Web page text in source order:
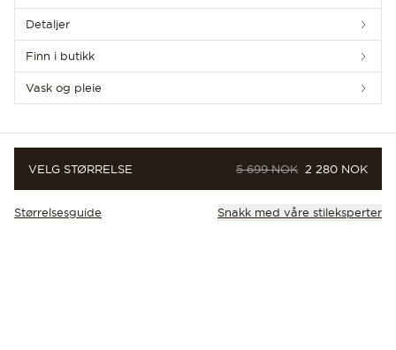
Detaljer
Finn i butikk
Vask og pleie
VELG STØRRELSE ORIGINALPRIS
5 699 NOK PRIS
2 280 NOK
Størrelsesguide Snakk med våre stileksperter